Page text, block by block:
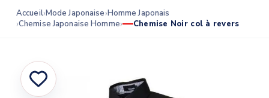
Accueil Mode Japonaise Homme Japonais
Chemise Japonaise Homme
Chemise Noir col à revers